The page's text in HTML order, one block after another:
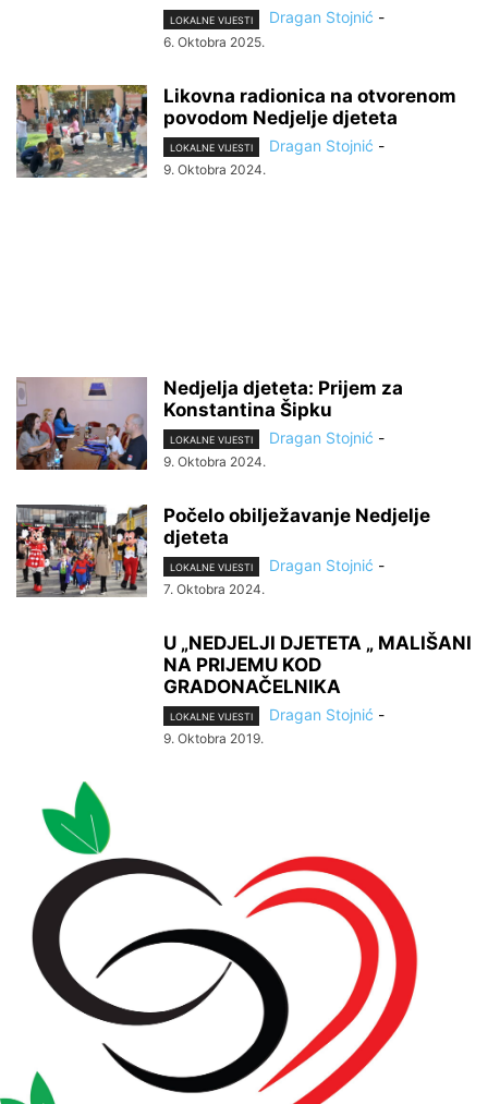
LOKALNE VIJESTI Dragan Stojnić -
6. Oktobra 2025.
Likovna radionica na otvorenom
povodom Nedjelje djeteta
LOKALNE VIJESTI Dragan Stojnić -
9. Oktobra 2024.
Nedjelja djeteta: Prijem za
Konstantina Šipku
LOKALNE VIJESTI Dragan Stojnić -
9. Oktobra 2024.
Počelo obilježavanje Nedjelje
djeteta
LOKALNE VIJESTI Dragan Stojnić -
7. Oktobra 2024.
U „NEDJELJI DJETETA „ MALIŠANI
NA PRIJEMU KOD
GRADONAČELNIKA
LOKALNE VIJESTI Dragan Stojnić -
9. Oktobra 2019.